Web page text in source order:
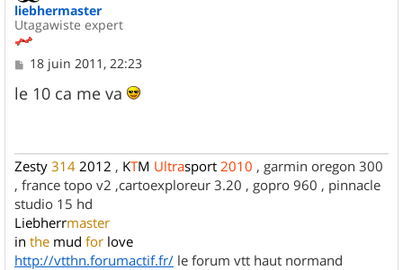
liebhermaster
Utagawiste expert
M
s
s
18 juin 2011, 22:23
le 10 ca me va
Zesty 314 2012 , KTM Ultrasport 2010 , garmin oregon 300
, france topo v2 ,cartoexploreur 3.20 , gopro 960 , pinnacle
studio 15 hd
Liebherrmaster
in the mud for love
http://vtthn.forumactif.fr/ le forum vtt haut normand